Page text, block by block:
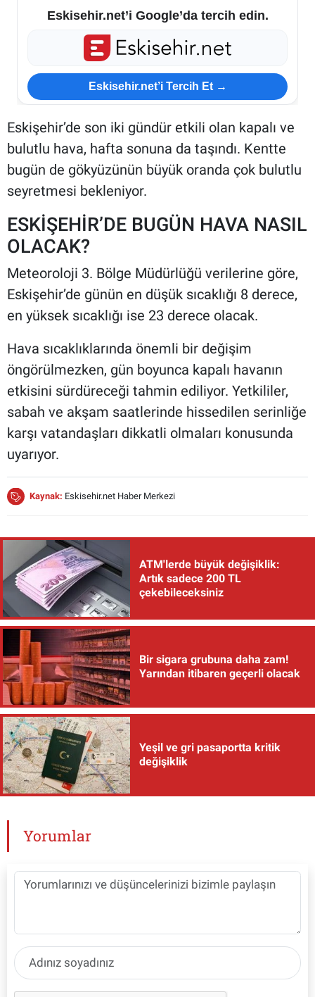
Eskisehir.net’i Google’da tercih edin.
Eskisehir.net’i Tercih Et →
Eskişehir’de son iki gündür etkili olan kapalı ve
bulutlu hava, hafta sonuna da taşındı. Kentte
bugün de gökyüzünün büyük oranda çok bulutlu
seyretmesi bekleniyor.
ESKİŞEHİR’DE BUGÜN HAVA NASIL
OLACAK?
Meteoroloji 3. Bölge Müdürlüğü verilerine göre,
Eskişehir’de günün en düşük sıcaklığı 8 derece,
en yüksek sıcaklığı ise 23 derece olacak.
Hava sıcaklıklarında önemli bir değişim
öngörülmezken, gün boyunca kapalı havanın
etkisini sürdüreceği tahmin ediliyor. Yetkililer,
sabah ve akşam saatlerinde hissedilen serinliğe
karşı vatandaşları dikkatli olmaları konusunda
uyarıyor.
Kaynak: Eskisehir.net Haber Merkezi
ATM'lerde büyük değişiklik:
Artık sadece 200 TL
çekebileceksiniz
Bir sigara grubuna daha zam!
Yarından itibaren geçerli olacak
Yeşil ve gri pasaportta kritik
değişiklik
Yorumlar